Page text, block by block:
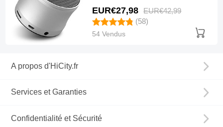
EUR€27,98 EUR€42,99
(58)
54 Vendus
A propos d'HiCity.fr
Services et Garanties
Confidentialité et Sécurité